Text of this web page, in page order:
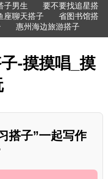
子男生
要不要找追星搭
座聊天搭子
省图书馆搭
惠州海边旅游搭子
-摸摸唱_摸
搭子”一起写作